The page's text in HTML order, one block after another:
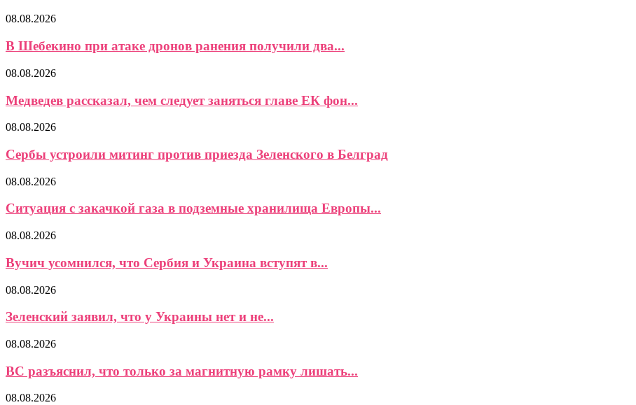
08.08.2026
В Шебекино при атаке дронов ранения получили два...
08.08.2026
Медведев рассказал, чем следует заняться главе ЕК фон...
08.08.2026
Сербы устроили митинг против приезда Зеленского в Белград
08.08.2026
Ситуация с закачкой газа в подземные хранилища Европы...
08.08.2026
Вучич усомнился, что Сербия и Украина вступят в...
08.08.2026
Зеленский заявил, что у Украины нет и не...
08.08.2026
ВС разъяснил, что только за магнитную рамку лишать...
08.08.2026